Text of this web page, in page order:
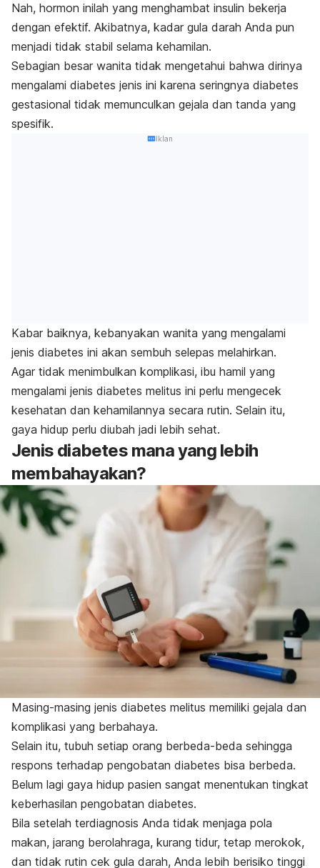
Nah, hormon inilah yang menghambat insulin bekerja
dengan efektif. Akibatnya, kadar gula darah Anda pun
menjadi tidak stabil selama kehamilan.
Sebagian besar wanita tidak mengetahui bahwa dirinya
mengalami diabetes jenis ini karena seringnya diabetes
gestasional tidak memunculkan gejala dan tanda yang
spesifik.
Iklan
Kabar baiknya, kebanyakan wanita yang mengalami
jenis diabetes ini akan sembuh selepas melahirkan.
Agar tidak menimbulkan komplikasi, ibu hamil yang
mengalami jenis diabetes melitus ini perlu mengecek
kesehatan dan kehamilannya secara rutin. Selain itu,
gaya hidup perlu diubah jadi lebih sehat.
Jenis diabetes mana yang lebih
membahayakan?
Masing-masing jenis diabetes melitus memiliki gejala dan
komplikasi yang berbahaya.
Selain itu, tubuh setiap orang berbeda-beda sehingga
respons terhadap pengobatan diabetes bisa berbeda.
Belum lagi gaya hidup pasien sangat menentukan tingkat
keberhasilan pengobatan diabetes.
Bila setelah terdiagnosis Anda tidak menjaga pola
makan, jarang berolahraga, kurang tidur, tetap merokok,
dan tidak rutin cek gula darah, Anda lebih berisiko tinggi